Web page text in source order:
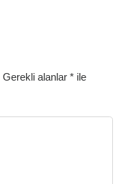
Gerekli alanlar *ile